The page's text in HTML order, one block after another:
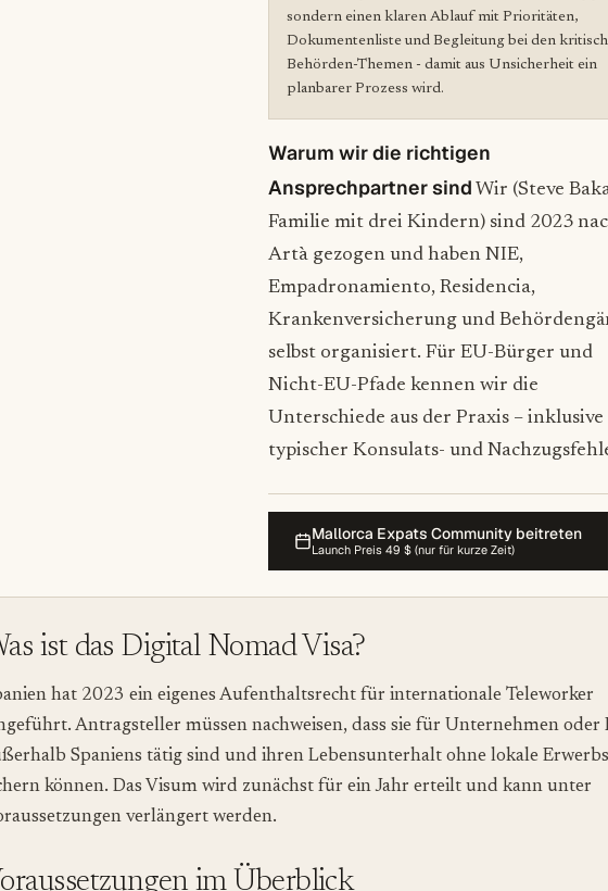
sondern einen klaren Ablauf mit Prioritäten,
Dokumentenliste und Begleitung bei den
Behörden-Themen - damit aus Unsicherheit ein
planbarer Prozess wird.
Warum wir die richtigen
Ansprechpartner sind Wir (Steve
Familie mit drei Kindern) sind 2023
Artà gezogen und haben NIE,
Empadronamiento, Residencia,
Krankenversicherung und
selbst organisiert. Für EU-Bürger und
Nicht-EU-Pfade kennen wir die
Unterschiede aus der Praxis – inklusive
typischer Konsulats- und
Mallorca Expats Community beitreten
Launch Preis 49 $ (nur für kurze Zeit)
ist das Digital Nomad Visa?
hat 2023 ein eigenes Aufenthaltsrecht für internationale Teleworker
Antragsteller müssen nachweisen, dass sie für Unternehmen oder
Spaniens tätig sind und ihren Lebensunterhalt ohne lokale
können. Das Visum wird zunächst für ein Jahr erteilt und kann unter
verlängert werden.
im Überblick